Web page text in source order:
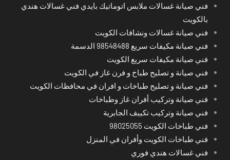
فني صيانة غسالات ملابس اتوماتيك بايدي فني غسالات هندي
بالكويت
فني صيانة غسالات ونشافات الكويت
فني صيانة مكيفات سريع 98548488 الدسمة
فني صيانة مكيفات سريع الكويت
فني صيانة و تصليح طباخ و فرن غاز في الكويت
فني صيانة و تصليح طباخات و افران في محافظات الكويت
فني صيانة وتركيب أفران غاز وطباخات
فني صيانة وتركيب تكييف الجابرية
فني طباخات الكويت 98025055
فني طباخات الكويت وأفران في المنزل
فني غسالات هندي فوري